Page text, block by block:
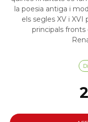
la poesia antiga i
els segles XV i
principals fronts